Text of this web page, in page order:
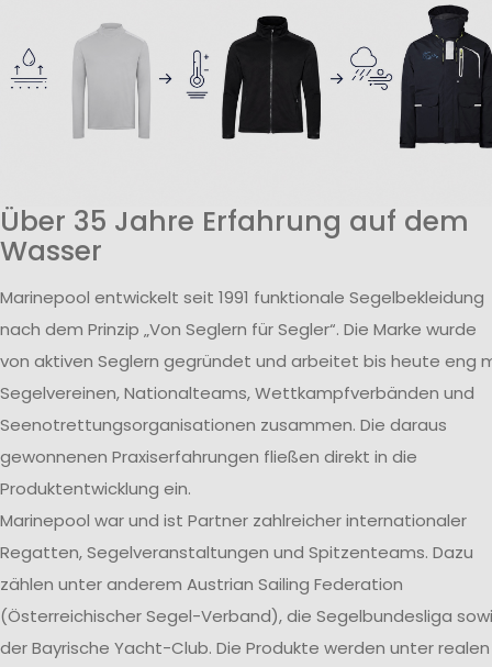
Über 35 Jahre Erfahrung auf dem
Wasser
Marinepool entwickelt seit 1991 funktionale Segelbekleidung
nach dem Prinzip „Von Seglern für Segler“. Die Marke wurde
von aktiven Seglern gegründet und arbeitet bis heute eng
Segelvereinen, Nationalteams, Wettkampfverbänden und
Seenotrettungsorganisationen zusammen. Die daraus
gewonnenen Praxiserfahrungen fließen direkt in die
Produktentwicklung ein.
Marinepool war und ist Partner zahlreicher internationaler
Regatten, Segelveranstaltungen und Spitzenteams. Dazu
zählen unter anderem Austrian Sailing Federation
(Österreichischer Segel-Verband), die Segelbundesliga
der Bayrische Yacht-Club. Die Produkte werden unter realen